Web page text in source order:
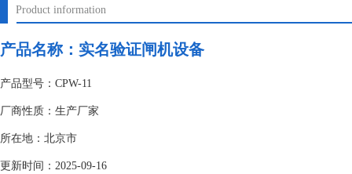
Product information
产品名称： 实名验证闸机设备
产品型号：CPW-11
厂商性质：生产厂家
所在地：北京市
更新时间：2025-09-16